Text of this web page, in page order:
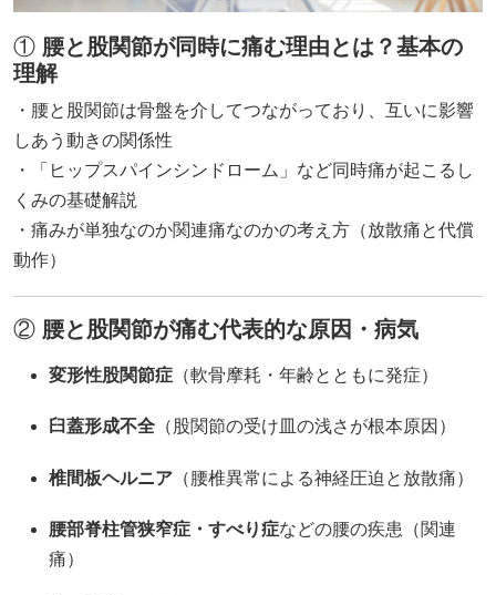
① 腰と股関節が同時に痛む理由とは？基本の
理解
・腰と股関節は骨盤を介してつながっており、互いに影響
しあう動きの関係性
・「ヒップスパインシンドローム」など同時痛が起こるし
くみの基礎解説
・痛みが単独なのか関連痛なのかの考え方（放散痛と代償
動作）
② 腰と股関節が痛む代表的な原因・病気
変形性股関節症 （軟骨摩耗・年齢とともに発症）
臼蓋形成不全 （股関節の受け皿の浅さが根本原因）
椎間板ヘルニア （腰椎異常による神経圧迫と放散痛）
腰部脊柱管狭窄症・すべり症などの腰の疾患（関連
痛）